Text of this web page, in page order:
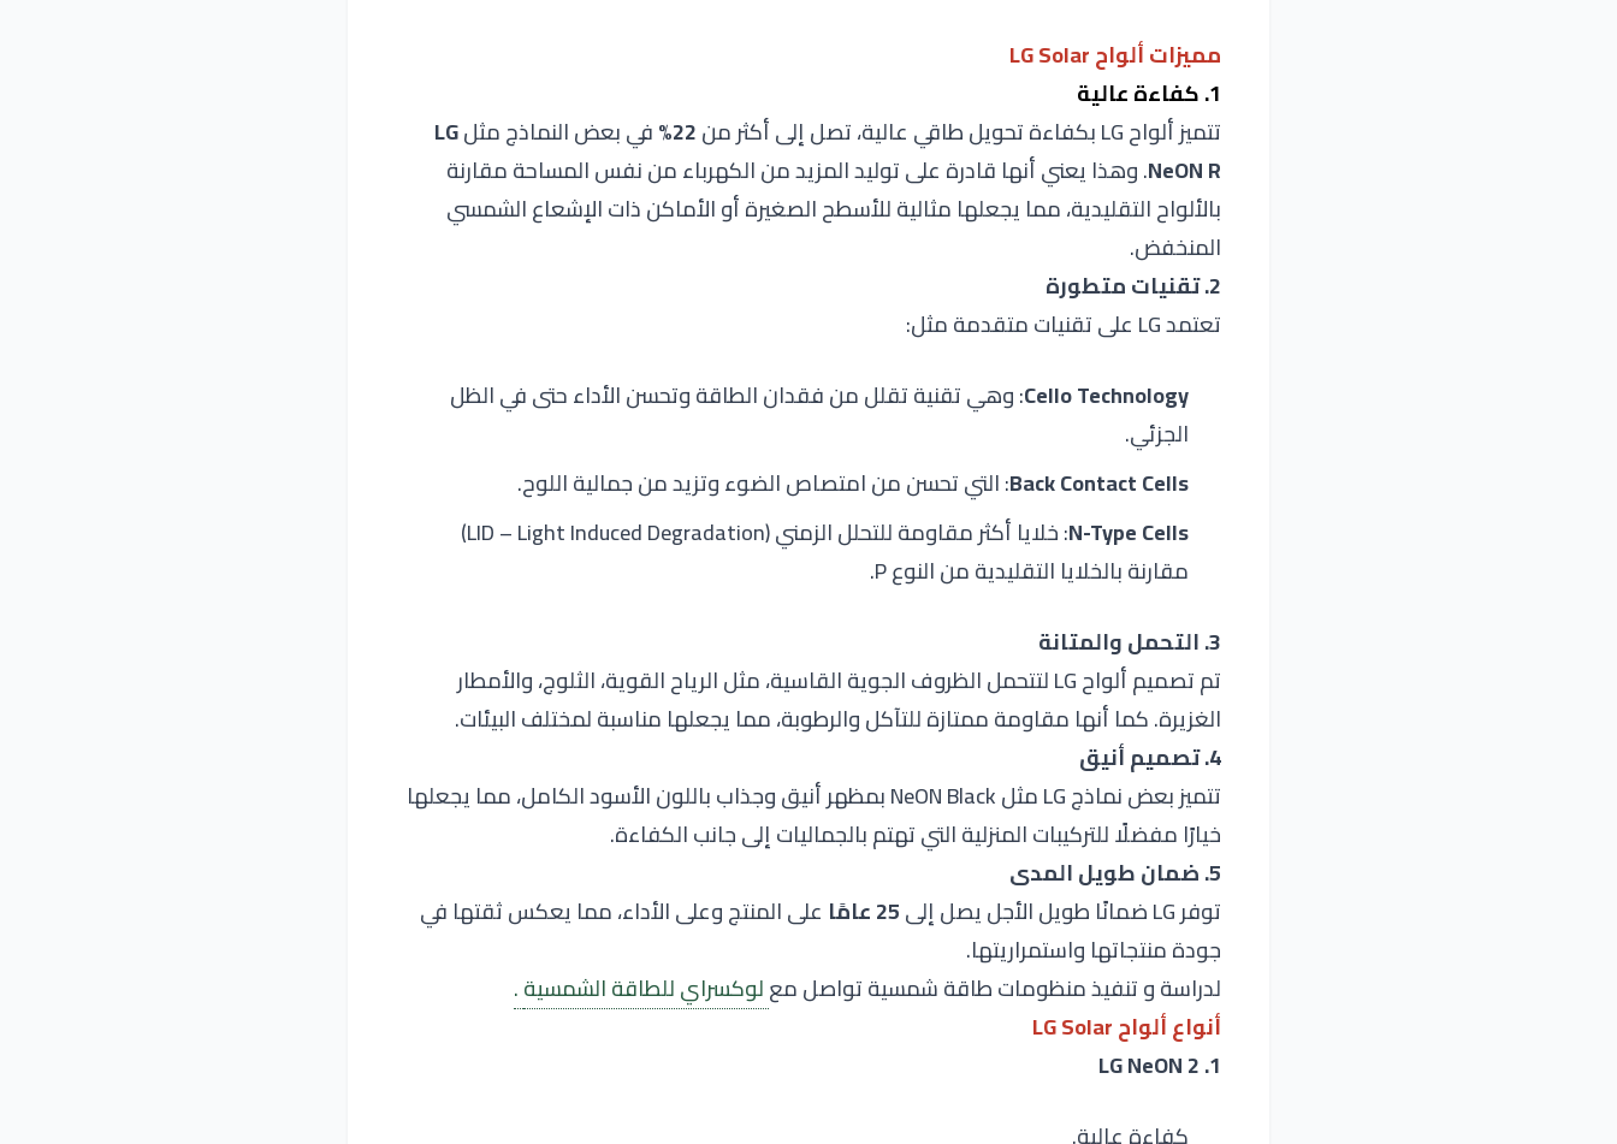
مميزات ألواح
1. كفاءة عالية
تتميز ألواح
22% في بعض النماذج مثلLG
NeON R. وهذا يعني أنها قادرة على توليد المزيد من الكهرباء من نفس المساحة مقارنة
بالألواح التقليدية، مما يجعلها مثالية للأسطح الصغيرة أو الأماكن ذات الإشعاع الشمسي
المنخفض.
2. تقنيات متطورة
تعتمد
Cello Technology: وهي تقنية تقلل من فقدان الطاقة وتحسن الأداء حتى في الظل
الجزئي.
Back Contact Cells: التي تحسن من امتصاص الضوء وتزيد من جمالية اللوح.
N-Type Cells
: خلايا أكثر مقاومة للتحلل الزمني (LID – Light Induced Degradation)
مقارنة بالخلايا التقليدية من النوع P.
3. التحمل والمتانة
تم تصميم ألواح
LG لتتحمل الظروف الجوية القاسية، مثل الرياح القوية، الثلوج، والأمطار
الغزيرة. كما أنها مقاومة ممتازة للتآكل والرطوبة، مما يجعلها مناسبة لمختلف البيئات.
4. تصميم أنيق
تتميز بعض نماذج
LG مثل NeON Black بمظهر أنيق وجذاب باللون الأسود الكامل، مما يجعلها
خيارًا مفضلًا للتركيبات المنزلية التي تهتم بالجماليات إلى جانب الكفاءة.
5. ضمان طويل المدى
توفر
25 عامًا
على المنتج وعلى الأداء، مما يعكس ثقتها في
جودة منتجاتها واستمراريتها.
لدراسة و تنفيذ منظومات طاقة شمسية تواصل معلوكسراي للطاقة الشمسية.
أنواع ألواح
1. LG NeON 2